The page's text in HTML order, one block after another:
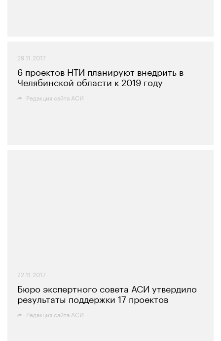
29.11.2017
6 проектов НТИ планируют внедрить в
Челябинской области к 2019 году
Редакция сайта АСИ
22.11.2017
Бюро экспертного совета АСИ утвердило
результаты поддержки 17 проектов
Редакция сайта АСИ